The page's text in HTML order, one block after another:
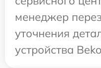
менеджер
уточнения
устройства